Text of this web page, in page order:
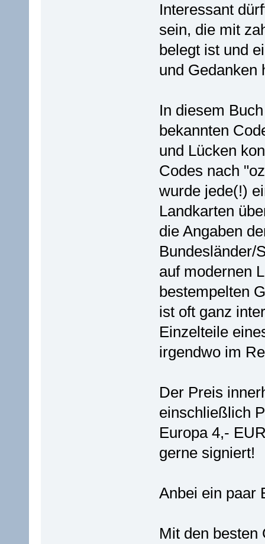
Interessant
sein, die mit
belegt ist und
und Gedanken
In diesem
bekannten
und Lücken
Codes nach
wurde jede(!)
Landkarten
die Angaben
Bundesländer/
auf modernen
bestempelten
ist oft ganz
Einzelteile
irgendwo im
Der Preis
einschließlich
Europa 4,-
gerne signiert!
Anbei ein paar
Mit den besten